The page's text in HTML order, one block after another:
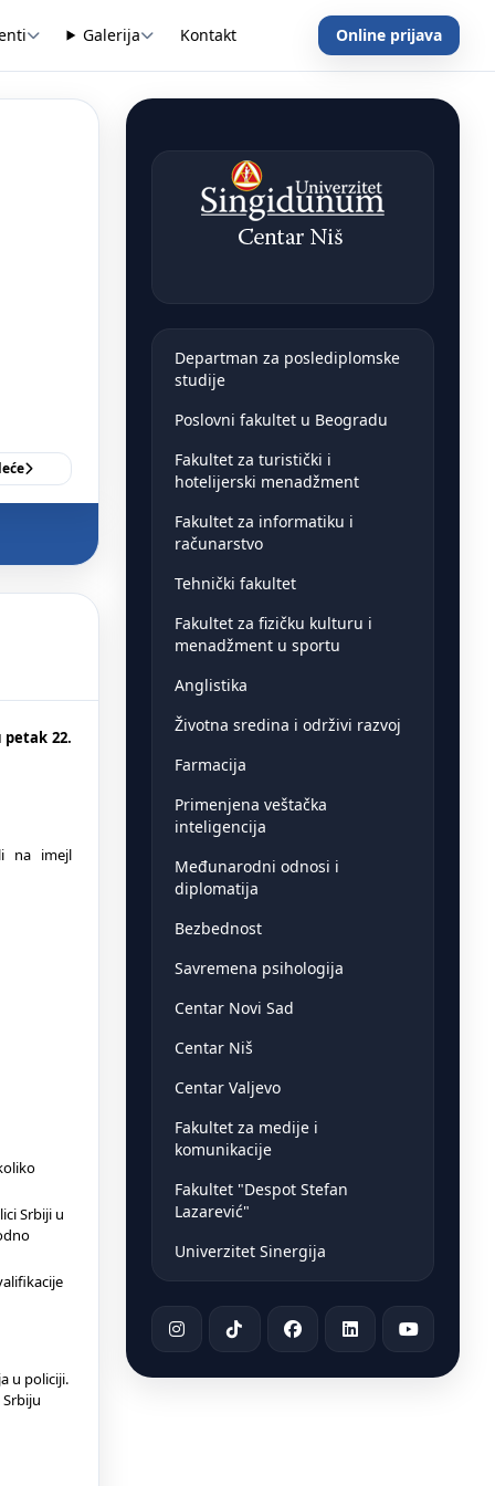
Galerija Kontakt Online prijava
petak 22.
na imejl
Srbiji u
u policiji.
Departman za poslediplomske
studije
Poslovni fakultet u Beogradu
Fakultet za turistički i
hotelijerski menadžment
Fakultet za informatiku i
računarstvo
Tehnički fakultet
Fakultet za fizičku kulturu i
menadžment u sportu
Anglistika
Životna sredina i održivi razvoj
Farmacija
Primenjena veštačka
inteligencija
Međunarodni odnosi i
diplomatija
Bezbednost
Savremena psihologija
Centar Novi Sad
Centar Niš
Centar Valjevo
Fakultet za medije i
komunikacije
Fakultet "Despot Stefan
Lazarević"
Univerzitet Sinergija